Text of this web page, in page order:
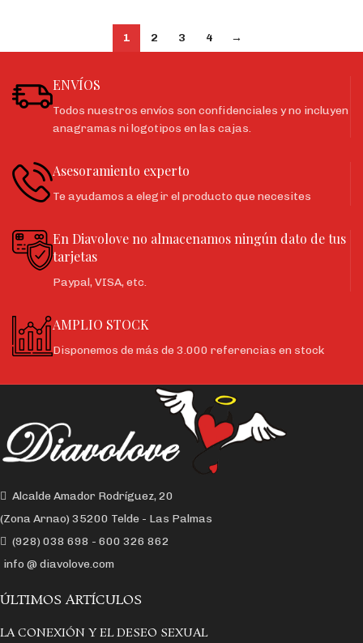
1 2 3 4 →
ENVÍOS
Todos nuestros envíos son confidenciales y no incluyen
anagramas ni logotipos en las cajas.
Asesoramiento experto
Te ayudamos a elegir el producto que necesites
En Diavolove no almacenamos ningún dato de tus
tarjetas
Paypal, VISA, etc.
AMPLIO STOCK
Disponemos de más de 3.000 referencias en stock
Alcalde Amador Rodríguez, 20
(Zona Arnao) 35200 Telde - Las Palmas
(928) 038 698 - 600 326 862
info @ diavolove.com
ÚLTIMOS ARTÍCULOS
LA CONEXIÓN Y EL DESEO SEXUAL